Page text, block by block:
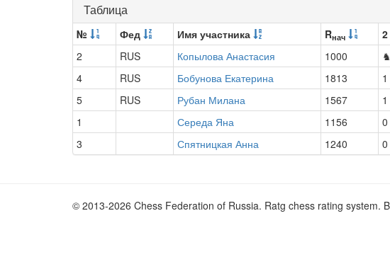
Таблица
№ Фед Имя участника Rнач 2
2
RUS Копылова Анастасия 1000 ♞
4
RUS Бобунова Екатерина 1813 1
5
RUS Рубан Милана 1567 1
1
Середа Яна 1156 0
3
Спятницкая Анна 1240 0
© 2013-2026 Chess Federation of Russia. Ratg chess rating system.